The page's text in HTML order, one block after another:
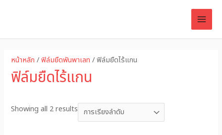
หน้าหลัก /ฟิล์มยืดพันพาเลท / ฟิล์มยืดไร้แกน
ฟิล์มยืดไร้แกน
Showing all 2 results